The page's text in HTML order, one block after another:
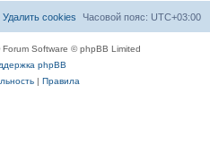
Часовой пояс: UTC+03:00
Удалить cookies
Forum Software © phpBB Limited
phpBB
| Правила